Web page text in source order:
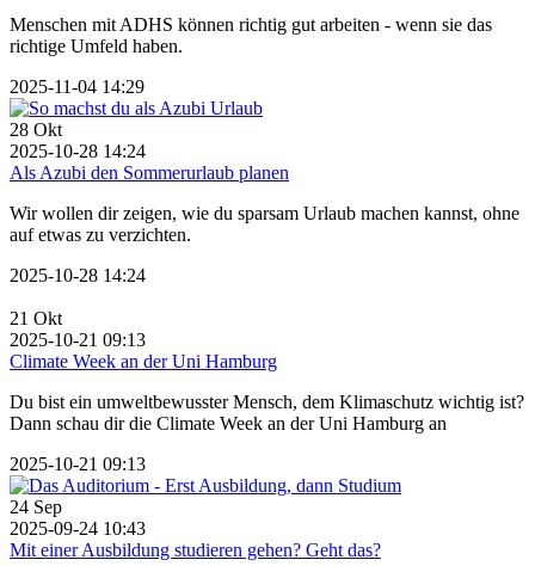
Menschen mit ADHS können richtig gut arbeiten - wenn sie das
richtige Umfeld haben.
2025-11-04 14:29
28 Okt
2025-10-28 14:24
Als Azubi den Sommerurlaub planen
Wir wollen dir zeigen, wie du sparsam Urlaub machen kannst, ohne
auf etwas zu verzichten.
2025-10-28 14:24
21 Okt
2025-10-21 09:13
Climate Week an der Uni Hamburg
Du bist ein umweltbewusster Mensch, dem Klimaschutz wichtig ist?
Dann schau dir die Climate Week an der Uni Hamburg an
2025-10-21 09:13
24 Sep
2025-09-24 10:43
Mit einer Ausbildung studieren gehen? Geht das?